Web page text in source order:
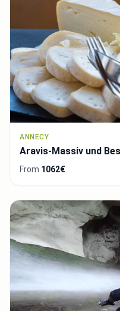
ANNECY
Aravis-Massiv und
From 1062€